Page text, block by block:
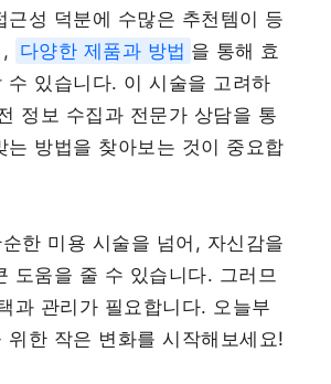
근성 덕분에 수많은 추천템이 등
다양한 제품과 방법 을 통해 효
수 있습니다. 이 시술을 고려하
정보 수집과 전문가 상담을 통
는 방법을 찾아보는 것이 중요합
한 미용 시술을 넘어, 자신감을
도움을 줄 수 있습니다. 그러므
과 관리가 필요합니다. 오늘부
위한 작은 변화를 시작해보세요!